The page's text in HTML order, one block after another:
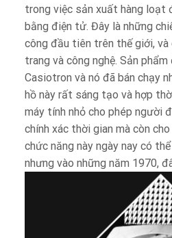
trong việc sản xuất hàng loạt
bằng điện tử. Đây là những
công đầu tiên trên thế giới, và
trang và công nghệ. Sản
Casiotron và nó đã bán chạy
hồ này rất sáng tạo và hợp
máy tính nhỏ cho phép người
chính xác thời gian mà còn
chức năng này ngày nay có
nhưng vào những năm 1970,